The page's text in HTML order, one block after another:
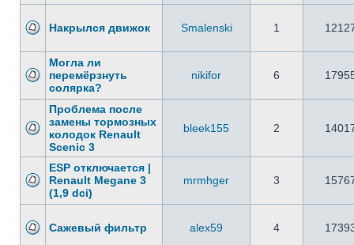
Накрылся движок Smalenski 1
Могла ли
перемёрзнуть
солярка?
nikifor 6
Проблема после
замены тормозных
колодок Renault
Scenic 3
bleek155 2
ESP отключается |
Renault Megane 3
(1,9 dci)
mrmhger 3
Сажевый фильтр alex59 4